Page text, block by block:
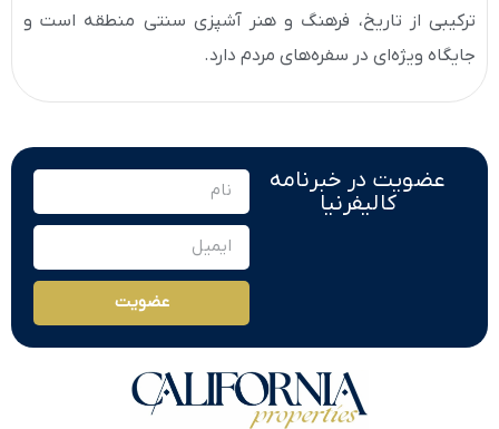
ترکیبی از تاریخ، فرهنگ و هنر آشپزی سنتی منطقه است و
جایگاه ویژه‌ای در سفره‌های مردم دارد.
عضویت در خبرنامه
کالیفرنیا
عضویت